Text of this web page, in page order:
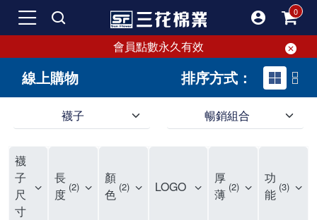
會員點數永久有效
線上購物 排序方式：
襪子 暢銷組合
襪
子
尺
寸
長
度 2
顏
色 2 LOGO
厚
薄 2
功
能 3